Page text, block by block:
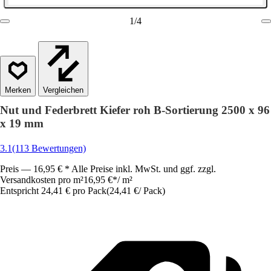
1/4
Vergleichen
Nut und Federbrett Kiefer roh B-Sortierung 2500 x 96
x 19 mm
3.1(113 Bewertungen)
Preis — 16,95 € * Alle Preise inkl. MwSt. und ggf. zzgl.
Versandkosten pro m²16,95 €*/ m²
Entspricht 24,41 € pro Pack(24,41 €/ Pack)